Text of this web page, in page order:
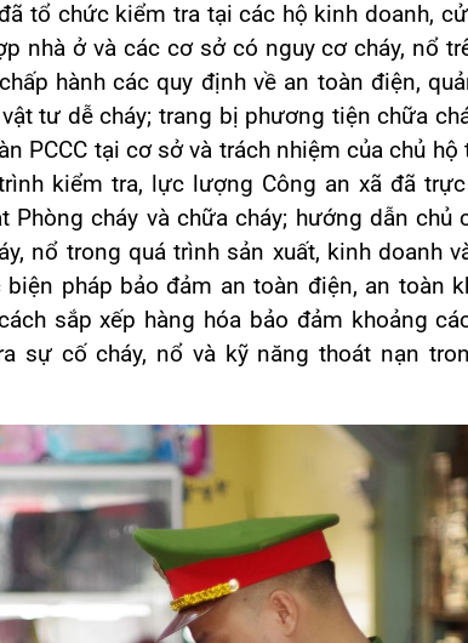
tổ chức kiểm tra tại các hộ kinh doanh,
nhà ở và các cơ sở có nguy cơ cháy, nổ
hành các quy định về an toàn điện,
tư dễ cháy; trang bị phương tiện chữa
PCCC tại cơ sở và trách nhiệm của chủ hộ
kiểm tra, lực lượng Công an xã đã
Phòng cháy và chữa cháy; hướng dẫn chủ
nổ trong quá trình sản xuất, kinh doanh
pháp bảo đảm an toàn điện, an toàn
sắp xếp hàng hóa bảo đảm khoảng
sự cố cháy, nổ và kỹ năng thoát nạn